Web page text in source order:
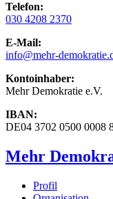
Telefon:
030 4208 2370
E-Mail:
info@mehr-
Kontoinhaber:
Mehr Demokratie e.V.
IBAN:
DE04 3702 0500 0008
Mehr
Profil